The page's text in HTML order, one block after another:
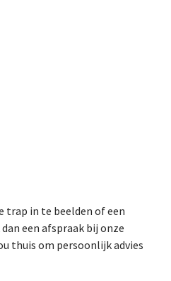
trap in te beelden of een
een afspraak bij onze
thuis om persoonlijk advies